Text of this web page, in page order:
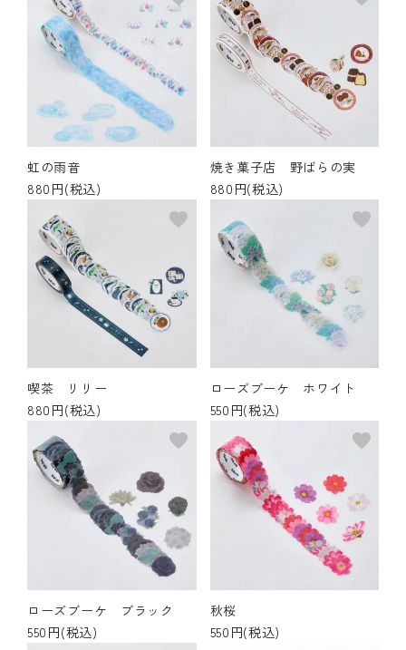
虹の雨音
880円(税込)
焼き菓子店 野ばらの実
880円(税込)
喫茶 リリー
880円(税込)
favorite
ローズブーケ ホワイト
550円(税込)
favorite
ローズブーケ ブラック
550円(税込)
favorite
秋桜
550円(税込)
favorite